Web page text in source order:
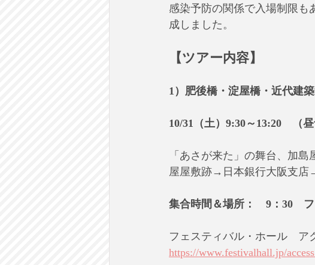
感染予防の関係で入場制限も
成しました。
【ツアー内容】
1）肥後橋・淀屋橋・近代建
10/31（土）9:30～13:20　（昼
「あさが来た」の舞台、加
屋屋敷跡→日本銀行大阪支店
集合時間＆場所：　9：30　
フェスティバル・ホール　ア
https://www.festivalhall.jp/